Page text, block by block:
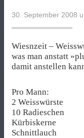
30. September 2008
Wiesnzeit –
was man anstatt
damit anstellen
Pro Mann:
2 Weisswürste
10 Radieschen
Kürbiskerne
Schnittlauch